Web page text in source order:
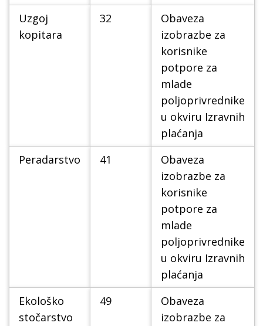
Uzgoj
kopitara
32
Obaveza
izobrazbe za
korisnike
potpore za
mlade
poljoprivrednike
u okviru Izravnih
plaćanja
Peradarstvo
41
Obaveza
izobrazbe za
korisnike
potpore za
mlade
poljoprivrednike
u okviru Izravnih
plaćanja
Ekološko
stočarstvo
49
Obaveza
izobrazbe za